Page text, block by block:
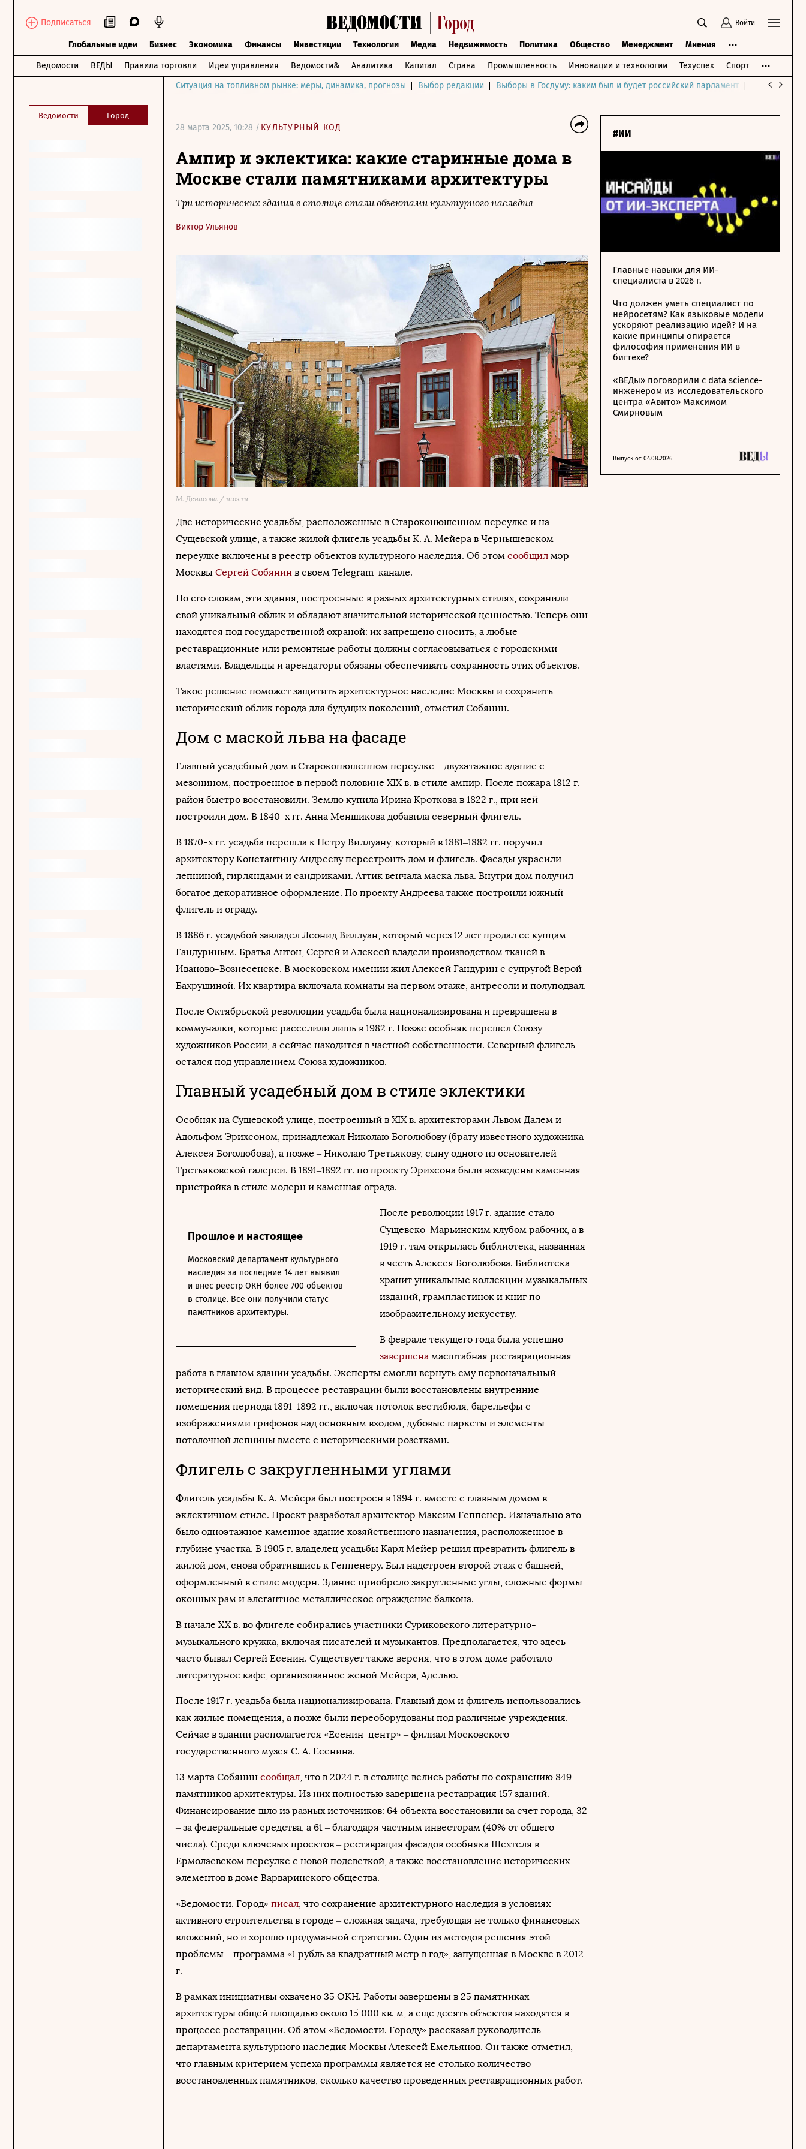
Подписаться Войти
Глобальные идеи Бизнес Экономика Финансы Инвестиции Технологии Медиа Недвижимость Политика Общество Менеджмент Мнения
Ведомости ВЕДЫ Правила торговли Идеи управления Ведомости& Аналитика Капитал Страна Промышленность Инновации и технологии Техуспех Спорт
Ведомости Город
Ситуация на топливном рынке: меры, динамика, прогнозы Выбор редакции Выборы в Госдуму: каким был и будет российский парламент Война на
28 марта 2025, 10:28 / КУЛЬТУРНЫЙ КОД
Ампир и эклектика: какие старинные дома в
Москве стали памятниками архитектуры
Три исторических здания в столице стали объектами культурного наследия
Виктор Ульянов
М. Денисова / mos.ru
Две исторические усадьбы, расположенные в Староконюшенном переулке и на
Сущевской улице, а также жилой флигель усадьбы К. А. Мейера в Чернышевском
переулке включены в реестр объектов культурного наследия. Об этом сообщил мэр
Москвы Сергей Собянин в своем Telegram-канале.
По его словам, эти здания, построенные в разных архитектурных стилях, сохранили
свой уникальный облик и обладают значительной исторической ценностью. Теперь они
находятся под государственной охраной: их запрещено сносить, а любые
реставрационные или ремонтные работы должны согласовываться с городскими
властями. Владельцы и арендаторы обязаны обеспечивать сохранность этих объектов.
Такое решение поможет защитить архитектурное наследие Москвы и сохранить
исторический облик города для будущих поколений, отметил Собянин.
Дом с маской льва на фасаде
Главный усадебный дом в Староконюшенном переулке – двухэтажное здание с
мезонином, построенное в первой половине XIX в. в стиле ампир. После пожара 1812 г.
район быстро восстановили. Землю купила Ирина Кроткова в 1822 г., при ней
построили дом. В 1840-х гг. Анна Меншикова добавила северный флигель.
В 1870-х гг. усадьба перешла к Петру Виллуану, который в 1881–1882 гг. поручил
архитектору Константину Андрееву перестроить дом и флигель. Фасады украсили
лепниной, гирляндами и сандриками. Аттик венчала маска льва. Внутри дом получил
богатое декоративное оформление. По проекту Андреева также построили южный
флигель и ограду.
В 1886 г. усадьбой завладел Леонид Виллуан, который через 12 лет продал ее купцам
Гандуриным. Братья Антон, Сергей и Алексей владели производством тканей в
Иваново-Вознесенске. В московском имении жил Алексей Гандурин с супругой Верой
Бахрушиной. Их квартира включала комнаты на первом этаже, антресоли и полуподвал.
После Октябрьской революции усадьба была национализирована и превращена в
коммуналки, которые расселили лишь в 1982 г. Позже особняк перешел Союзу
художников России, а сейчас находится в частной собственности. Северный флигель
остался под управлением Союза художников.
Главный усадебный дом в стиле эклектики
Особняк на Сущевской улице, построенный в XIX в. архитекторами Львом Далем и
Адольфом Эрихсоном, принадлежал Николаю Боголюбову (брату известного художника
Алексея Боголюбова), а позже – Николаю Третьякову, сыну одного из основателей
Третьяковской галереи. В 1891–1892 гг. по проекту Эрихсона были возведены каменная
пристройка в стиле модерн и каменная ограда.
Прошлое и настоящее
Московский департамент культурного
наследия за последние 14 лет выявил
и внес реестр ОКН более 700 объектов
в столице. Все они получили статус
памятников архитектуры.
После революции 1917 г. здание стало
Сущевско-Марьинским клубом рабочих, а в
1919 г. там открылась библиотека, названная
в честь Алексея Боголюбова. Библиотека
хранит уникальные коллекции музыкальных
изданий, грампластинок и книг по
изобразительному искусству.
В феврале текущего года была успешно
завершена масштабная реставрационная
работа в главном здании усадьбы. Эксперты смогли вернуть ему первоначальный
исторический вид. В процессе реставрации были восстановлены внутренние
помещения периода 1891-1892 гг., включая потолок вестибюля, барельефы с
изображениями грифонов над основным входом, дубовые паркеты и элементы
потолочной лепнины вместе с историческими розетками.
Флигель с закругленными углами
Флигель усадьбы К. А. Мейера был построен в 1894 г. вместе с главным домом в
эклектичном стиле. Проект разработал архитектор Максим Геппенер. Изначально это
было одноэтажное каменное здание хозяйственного назначения, расположенное в
глубине участка. В 1905 г. владелец усадьбы Карл Мейер решил превратить флигель в
жилой дом, снова обратившись к Геппенеру. Был надстроен второй этаж с башней,
оформленный в стиле модерн. Здание приобрело закругленные углы, сложные формы
оконных рам и элегантное металлическое ограждение балкона.
В начале XX в. во флигеле собирались участники Суриковского литературно-
музыкального кружка, включая писателей и музыкантов. Предполагается, что здесь
часто бывал Сергей Есенин. Существует также версия, что в этом доме работало
литературное кафе, организованное женой Мейера, Аделью.
После 1917 г. усадьба была национализирована. Главный дом и флигель использовались
как жилые помещения, а позже были переоборудованы под различные учреждения.
Сейчас в здании располагается «Есенин-центр» – филиал Московского
государственного музея С. А. Есенина.
13 марта Собянин сообщал, что в 2024 г. в столице велись работы по сохранению 849
памятников архитектуры. Из них полностью завершена реставрация 157 зданий.
Финансирование шло из разных источников: 64 объекта восстановили за счет города, 32
– за федеральные средства, а 61 – благодаря частным инвесторам (40% от общего
числа). Среди ключевых проектов – реставрация фасадов особняка Шехтеля в
Ермолаевском переулке с новой подсветкой, а также восстановление исторических
элементов в доме Варваринского общества.
«Ведомости. Город» писал, что сохранение архитектурного наследия в условиях
активного строительства в городе – сложная задача, требующая не только финансовых
вложений, но и хорошо продуманной стратегии. Один из методов решения этой
проблемы – программа «1 рубль за квадратный метр в год», запущенная в Москве в 2012
г.
В рамках инициативы охвачено 35 ОКН. Работы завершены в 25 памятниках
архитектуры общей площадью около 15 000 кв. м, а еще десять объектов находятся в
процессе реставрации. Об этом «Ведомости. Городу» рассказал руководитель
департамента культурного наследия Москвы Алексей Емельянов. Он также отметил,
что главным критерием успеха программы является не столько количество
восстановленных памятников, сколько качество проведенных реставрационных работ.
#ИИ
Главные навыки для ИИ-
специалиста в 2026 г.
Что должен уметь специалист по
нейросетям? Как языковые модели
ускоряют реализацию идей? И на
какие принципы опирается
философия применения ИИ в
бигтехе?
«ВЕДы» поговорили с data science-
инженером из исследовательского
центра «Авито» Максимом
Смирновым
Выпуск от 04.08.2026